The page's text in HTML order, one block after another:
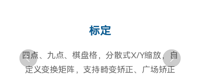
标定
四点、九点、棋盘格，分散式X/Y缩放，自
定义变换矩阵，支持畸变矫正、广场矫正